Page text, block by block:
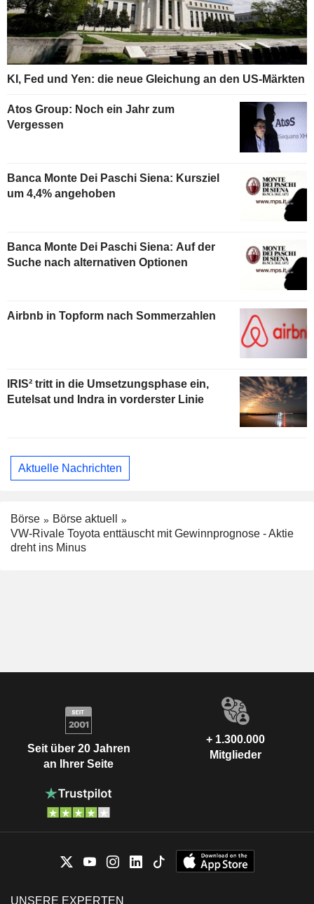
KI, Fed und Yen: die neue Gleichung an den US-Märkten
Atos Group: Noch ein Jahr zum
Vergessen
Banca Monte Dei Paschi Siena: Kursziel
um 4,4% angehoben
Banca Monte Dei Paschi Siena: Auf der
Suche nach alternativen Optionen
Airbnb in Topform nach Sommerzahlen
IRIS² tritt in die Umsetzungsphase ein,
Eutelsat und Indra in vorderster Linie
Aktuelle Nachrichten
Börse
Börse aktuell
VW-Rivale Toyota enttäuscht mit Gewinnprognose - Aktie
dreht ins Minus
Seit über 20 Jahren
an Ihrer Seite
+ 1.300.000
Mitglieder
UNSERE EXPERTEN